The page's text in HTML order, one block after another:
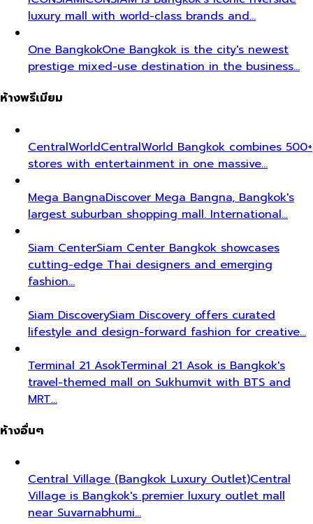
luxury mall with world-class brands and…
One BangkokOne Bangkok is the city's newest
prestige mixed-use destination in the business…
ห้างพรีเมียม
CentralWorldCentralWorld Bangkok combines 500+
stores with entertainment in one massive…
Mega BangnaDiscover Mega Bangna, Bangkok's
largest suburban shopping mall. International…
Siam CenterSiam Center Bangkok showcases
cutting-edge Thai designers and emerging
fashion…
Siam DiscoverySiam Discovery offers curated
lifestyle and design-forward fashion for creative…
Terminal 21 AsokTerminal 21 Asok is Bangkok's
travel-themed mall on Sukhumvit with BTS and
MRT…
ห้างอื่นๆ
Central Village (Bangkok Luxury Outlet)Central
Village is Bangkok's premier luxury outlet mall
near Suvarnabhumi…